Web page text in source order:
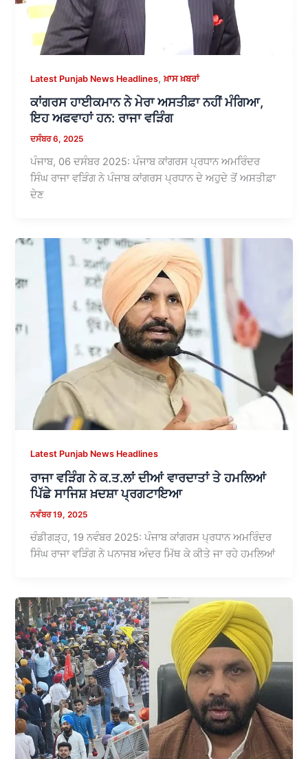
Latest Punjab News Headlines,ਖ਼ਾਸ ਖ਼ਬਰਾਂ
ਕਾਂਗਰਸ ਹਾਈਕਮਾਨ ਨੇ ਮੇਰਾ ਅਸਤੀਫ਼ਾ ਨਹੀਂ ਮੰਗਿਆ,
ਇਹ ਅਫਵਾਹਾਂ ਹਨ: ਰਾਜਾ ਵੜਿੰਗ
ਦਸੰਬਰ 6, 2025
ਪੰਜਾਬ, 06 ਦਸੰਬਰ 2025: ਪੰਜਾਬ ਕਾਂਗਰਸ ਪ੍ਰਧਾਨ ਅਮਰਿੰਦਰ
ਸਿੰਘ ਰਾਜਾ ਵੜਿੰਗ ਨੇ ਪੰਜਾਬ ਕਾਂਗਰਸ ਪ੍ਰਧਾਨ ਦੇ ਅਹੁਦੇ ਤੋਂ ਅਸਤੀਫ਼ਾ
ਦੇਣ
Latest Punjab News Headlines
ਰਾਜਾ ਵੜਿੰਗ ਨੇ ਕ.ਤ.ਲਾਂ ਦੀਆਂ ਵਾਰਦਾਤਾਂ ਤੇ ਹਮਲਿਆਂ
ਪਿੱਛੇ ਸਾਜਿਸ਼ ਖ਼ਦਸ਼ਾ ਪ੍ਰਗਟਾਇਆ
ਨਵੰਬਰ 19, 2025
ਚੰਡੀਗੜ੍ਹ, 19 ਨਵੰਬਰ 2025: ਪੰਜਾਬ ਕਾਂਗਰਸ ਪ੍ਰਧਾਨ ਅਮਰਿੰਦਰ
ਸਿੰਘ ਰਾਜਾ ਵੜਿੰਗ ਨੇ ਪਨਾਜਬ ਅੰਦਰ ਮਿੱਥ ਕੇ ਕੀਤੇ ਜਾ ਰਹੇ ਹਮਲਿਆਂ